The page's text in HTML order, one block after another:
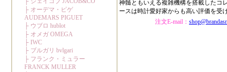
神髄ともいえる複雑機構を搭載したコ
ースは時計愛好家からも高い評価を受
注文E-mail：